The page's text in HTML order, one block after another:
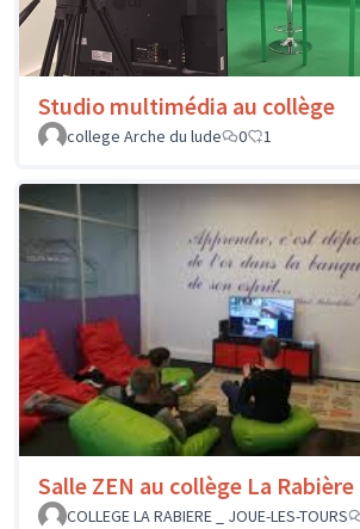
Studio multimédia au collège
college Arche du lude
0 1
Salle ZEN au collège La Rabière
COLLEGE LA RABIERE _ JOUE-LES-TOURS